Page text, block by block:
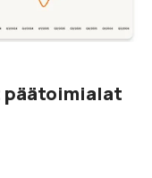
päätoimialat